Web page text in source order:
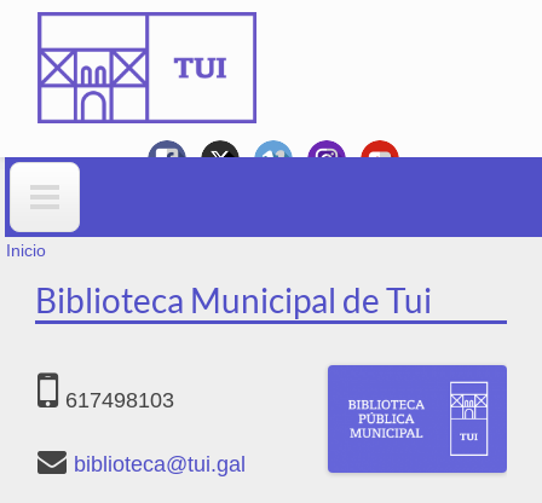
Formulario de búsqueda
USTED ESTÁ AQUÍ
Inicio
Biblioteca Municipal de Tui
617498103
biblioteca@tui.gal